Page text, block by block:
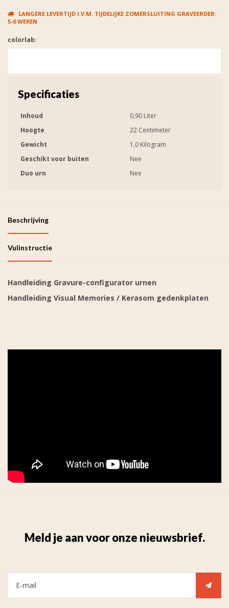
LANGERE LEVERTIJD I.V.M. TIJDELIJKE ZOMERSLUITING GRAVEERDER:
5-6 WEKEN
colorlab:
Specificaties
Inhoud
0,90 Liter
Hoogte
22 Centimeter
Gewicht
1,0 Kilogram
Geschikt voor buiten
Nee
Duo urn
Nee
Beschrijving
Vulinstructie
Handleiding Gravure-configurator urnen
Handleiding Visual Memories / Kerasom gedenkplaten
Meld je aan voor onze nieuwsbrief.